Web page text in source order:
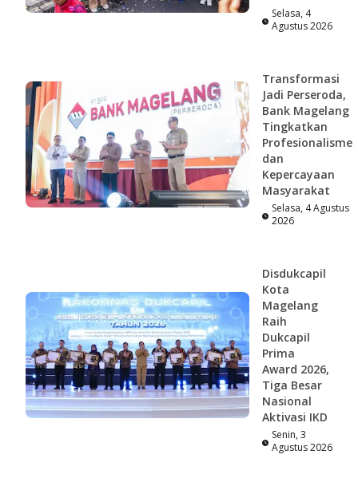
Selasa, 4
Agustus 2026
Transformasi
Jadi Perseroda,
Bank Magelang
Tingkatkan
Profesionalisme
dan
Kepercayaan
Masyarakat
Selasa, 4 Agustus
2026
Disdukcapil
Kota
Magelang
Raih
Dukcapil
Prima
Award 2026,
Tiga Besar
Nasional
Aktivasi IKD
Senin, 3
Agustus 2026